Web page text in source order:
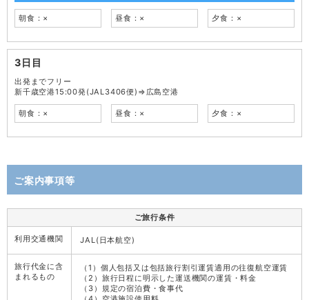
朝食：× 昼食：× 夕食：×
3日目
出発までフリー
新千歳空港15:00発(JAL3406便)⇒広島空港
朝食：× 昼食：× 夕食：×
ご案内事項等
ご旅行条件
利用交通機関 JAL(日本航空)
旅行代金に含
まれるもの
（1）個人包括又は包括旅行割引運賃適用の往復航空運賃
（2）旅行日程に明示した運送機関の運賃・料金
（3）規定の宿泊費・食事代